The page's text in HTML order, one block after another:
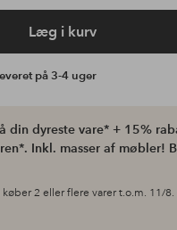
Læg i kurv
på 3-4 uger
din dyreste vare* + 15%
Inkl. masser af møbler!
2 eller flere varer t.o.m. 11/8.